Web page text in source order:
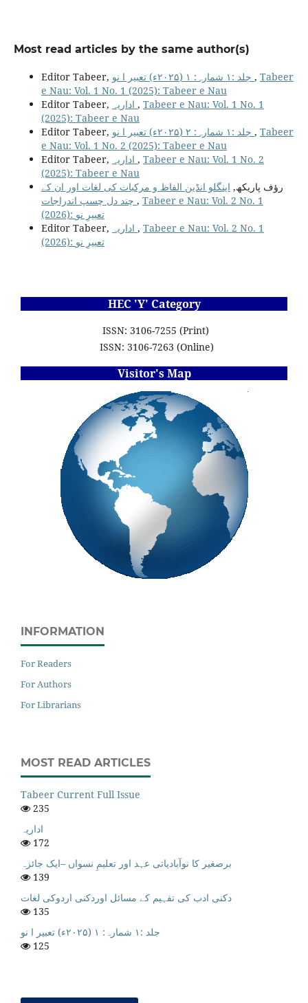
Most read articles by the same author(s)
Editor Tabeer, , Tabeer
e Nau: Vol. 1 No. 1 (2025): Tabeer e Nau
Editor Tabeer,
, Tabeer e Nau: Vol. 1 No. 1
(2025): Tabeer e Nau
Editor Tabeer,
, Tabeer
e Nau: Vol. 1 No. 2 (2025): Tabeer e Nau
Editor Tabeer,
, Tabeer e Nau: Vol. 1 No. 2
(2025): Tabeer e Nau
رؤف پاریکھ, اینگلو انڈین الفاظ و مرکبات کی لغات اور ان کے
, Tabeer e Nau: Vol. 2 No. 1
(2026): تعبیرِ نو
Editor Tabeer,
, Tabeer e Nau: Vol. 2 No. 1
(2026): تعبیرِ نو
HEC 'Y' Category
ISSN: 3106-7255 (Print)
ISSN: 3106-7263 (Online)
Visitor's Map
INFORMATION
For Readers
For Authors
For Librarians
MOST READ ARTICLES
Tabeer Current Full Issue
235
اداریہ
172
برصغیر کا نوآبادیاتی عہد اور تعلیمِ نسواں –ایک جائزہ
139
دکنی ادب کی تفہیم کے مسائل اوردکنی اردوکی لغات
135
جلد :۱ شمارہ: ۱ (۲۰۲۵ء) تعبیر ا نو
125